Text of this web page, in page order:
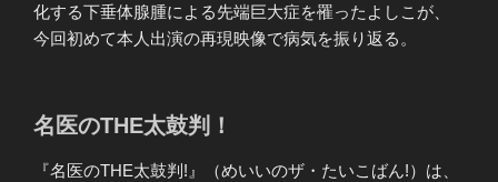
化する下垂体腺腫による先端巨大症を罹ったよしこが、
今回初めて本人出演の再現映像で病気を振り返る。
名医のTHE太鼓判！
『名医のTHE太鼓判!』（めいいのザ・たいこばん!）は、